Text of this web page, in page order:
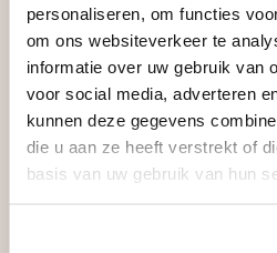
personaliseren, om functies
om ons websiteverkeer te
informatie over uw gebruik van
voor social media, adverteren
kunnen deze gegevens
die u aan ze heeft verstrekt of
basis van uw gebruik van hun
2024